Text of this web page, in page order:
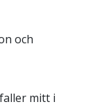
och
mitt i